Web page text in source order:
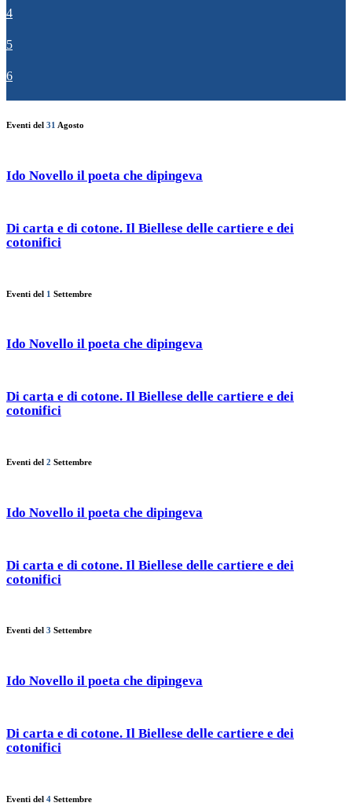
4
5
6
Eventi del 31 Agosto
Ido Novello il poeta che dipingeva
Di carta e di cotone. Il Biellese delle cartiere e dei
cotonifici
Eventi del 1 Settembre
Ido Novello il poeta che dipingeva
Di carta e di cotone. Il Biellese delle cartiere e dei
cotonifici
Eventi del 2 Settembre
Ido Novello il poeta che dipingeva
Di carta e di cotone. Il Biellese delle cartiere e dei
cotonifici
Eventi del 3 Settembre
Ido Novello il poeta che dipingeva
Di carta e di cotone. Il Biellese delle cartiere e dei
cotonifici
Eventi del 4 Settembre